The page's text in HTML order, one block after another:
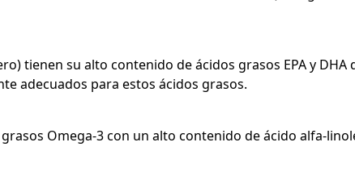
tienen su alto contenido de ácidos grasos EPA y
adecuados para estos ácidos grasos.
Omega-3 con un alto contenido de ácido alfa-